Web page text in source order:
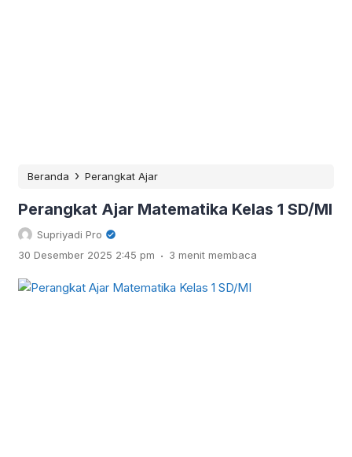
Beranda › Perangkat Ajar
Perangkat Ajar Matematika Kelas 1 SD/MI
Supriyadi Pro
30 Desember 2025 2:45 pm . 3 menit membaca